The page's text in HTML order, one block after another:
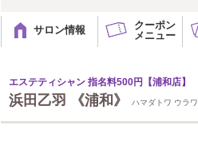
サロン情報
クーポン
メニュー
エステティシャン 指名料500円【浦和店】
浜田乙羽 《浦和》
ハマダトワ ウラワ